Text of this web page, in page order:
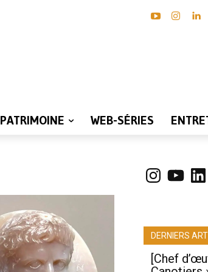
PATRIMOINE WEB-SÉRIES
Instagram
DERNIERS
[Chef